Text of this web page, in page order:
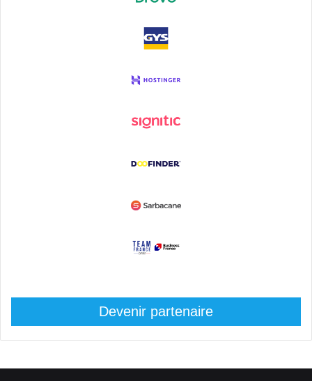
Devenir partenaire